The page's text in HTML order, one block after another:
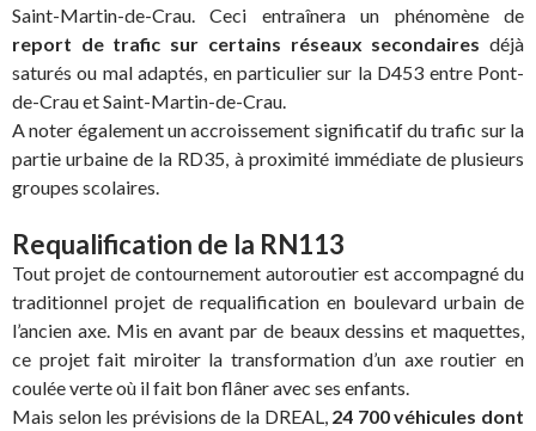
Saint-Martin-de-Crau. Ceci entraînera un phénomène de
report de trafic sur certains réseaux secondaires déjà
saturés ou mal adaptés, en particulier sur la D453 entre Pont-
de-Crau et Saint-Martin-de-Crau.
A noter également un accroissement significatif du trafic sur la
partie urbaine de la RD35, à proximité immédiate de plusieurs
groupes scolaires.
Requalification de la RN113
Tout projet de contournement autoroutier est accompagné du
traditionnel projet de requalification en boulevard urbain de
l’ancien axe. Mis en avant par de beaux dessins et maquettes,
ce projet fait miroiter la transformation d’un axe routier en
coulée verte où il fait bon flâner avec ses enfants.
Mais selon les prévisions de la DREAL, 24 700 véhicules dont